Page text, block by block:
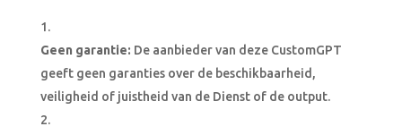
Geen garantie: De aanbieder van deze CustomGPT
geeft geen garanties over de beschikbaarheid,
veiligheid of juistheid van de Dienst of de output.